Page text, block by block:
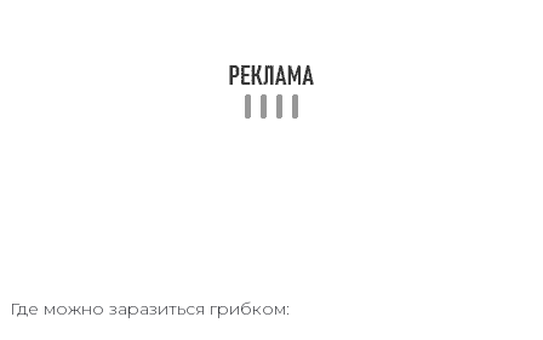
Где можно заразиться грибком: